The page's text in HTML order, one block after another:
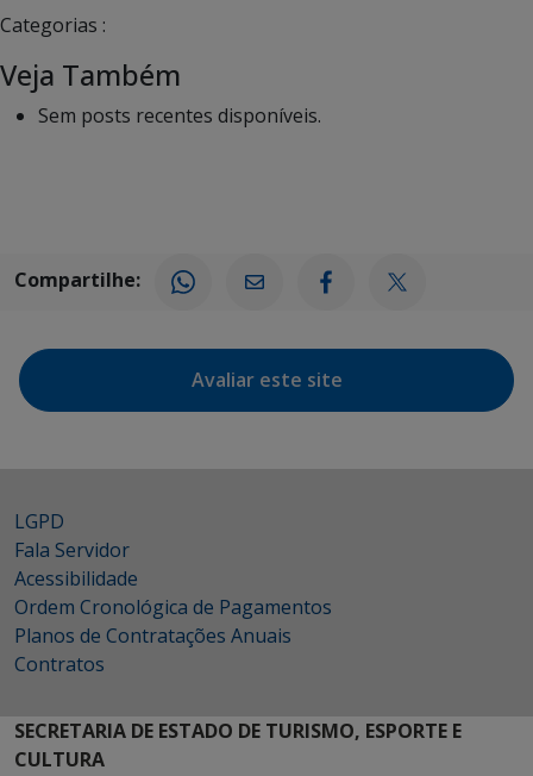
Categorias :
Veja Também
Sem posts recentes disponíveis.
Compartilhe:
Avaliar este site
LGPD
Fala Servidor
Acessibilidade
Ordem Cronológica de Pagamentos
Planos de Contratações Anuais
Contratos
SECRETARIA DE ESTADO DE TURISMO, ESPORTE E
CULTURA